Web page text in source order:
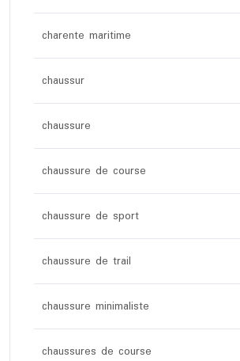
charente maritime
chaussur
chaussure
chaussure de course
chaussure de sport
chaussure de trail
chaussure minimaliste
chaussures de course